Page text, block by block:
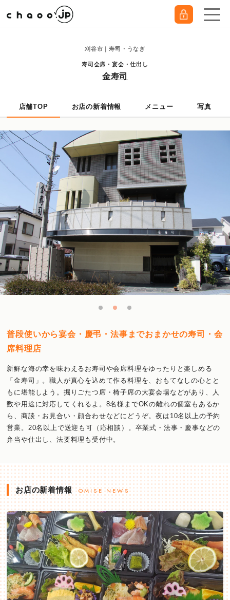
刈谷市｜寿司・うなぎ
寿司会席・宴会・仕出し
金寿司
店舗TOP お店の新着情報 メニュー 写真
普段使いから宴会・慶弔・法事までおまかせの寿司・会
席料理店
新鮮な海の幸を味わえるお寿司や会席料理をゆったりと楽しめる
「金寿司」。職人が真心を込めて作る料理を、おもてなしの心とと
もに堪能しよう。掘りごたつ席・椅子席の大宴会場などがあり、人
数や用途に対応してくれるよ。8名様までOKの離れの個室もあるか
ら、商談・お見合い・顔合わせなどにどうぞ。夜は10名以上の予約
営業。20名以上で送迎も可（応相談）。卒業式・法事・慶事などの
弁当や仕出し、法要料理も受付中。
お店の新着情報 OMISE NEWS